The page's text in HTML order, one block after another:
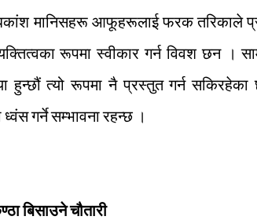
मानिसहरू आफूहरूलाई फरक तरिकाले
रूपमा स्वीकार गर्न विवश छन ।
हुन्छौं त्यो रूपमा नै प्रस्तुत गर्न
ध्वंस गर्ने सम्भावना रहन्छ ।
बिसाउने चौतारी